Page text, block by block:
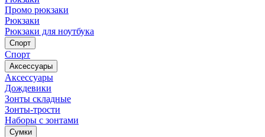
Промо рюкзаки
Рюкзаки
Рюкзаки для ноутбука
Спорт
Спорт
Аксессуары
Аксессуары
Дождевики
Зонты складные
Зонты-трости
Наборы с зонтами
Сумки